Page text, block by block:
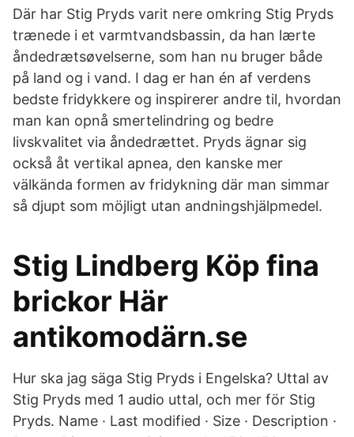
Där har Stig Pryds varit nere omkring Stig Pryds
trænede i et varmtvandsbassin, da han lærte
åndedrætsøvelserne, som han nu bruger både
på land og i vand. I dag er han én af verdens
bedste fridykkere og inspirerer andre til, hvordan
man kan opnå smertelindring og bedre
livskvalitet via åndedrættet. Pryds ägnar sig
också åt vertikal apnea, den kanske mer
välkända formen av fridykning där man simmar
så djupt som möjligt utan andningshjälpmedel.
Stig Lindberg Köp fina
brickor Här
antikomodärn.se
Hur ska jag säga Stig Pryds i Engelska? Uttal av
Stig Pryds med 1 audio uttal, och mer för Stig
Pryds. Name · Last modified · Size · Description ·